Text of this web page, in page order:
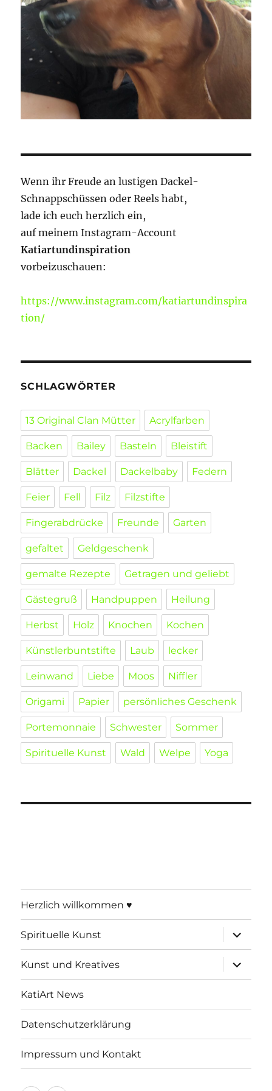
Wenn ihr Freude an lustigen Dackel-
Schnappschüssen oder Reels habt,
lade ich euch herzlich ein,
auf meinem Instagram-Account
Katiartundinspiration
vorbeizuschauen:
https://www.instagram.com/katiartundinspira
tion/
SCHLAGWÖRTER
13 Original Clan Mütter Acrylfarben
Backen Bailey Basteln Bleistift
Blätter Dackel Dackelbaby Federn
Feier Fell Filz Filzstifte
Fingerabdrücke Freunde Garten
gefaltet Geldgeschenk
gemalte Rezepte Getragen und geliebt
Gästegruß Handpuppen Heilung
Herbst Holz Knochen Kochen
Künstlerbuntstifte Laub lecker
Leinwand Liebe Moos Niffler
Origami Papier persönliches Geschenk
Portemonnaie Schwester Sommer
Spirituelle Kunst Wald Welpe Yoga
Herzlich willkommen ♥
Spirituelle Kunst
öffnen
Kunst und Kreatives
öffnen
KatiArt News
Datenschutzerklärung
Impressum und Kontakt